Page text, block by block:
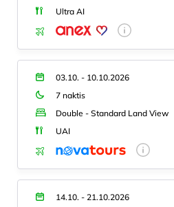
Ultra AI
03.10. - 10.10.2026
7 naktis
Double - Standard Land View
UAI
14.10. - 21.10.2026